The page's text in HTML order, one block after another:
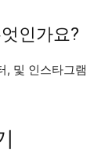
인가요?
, 및 인스타그램